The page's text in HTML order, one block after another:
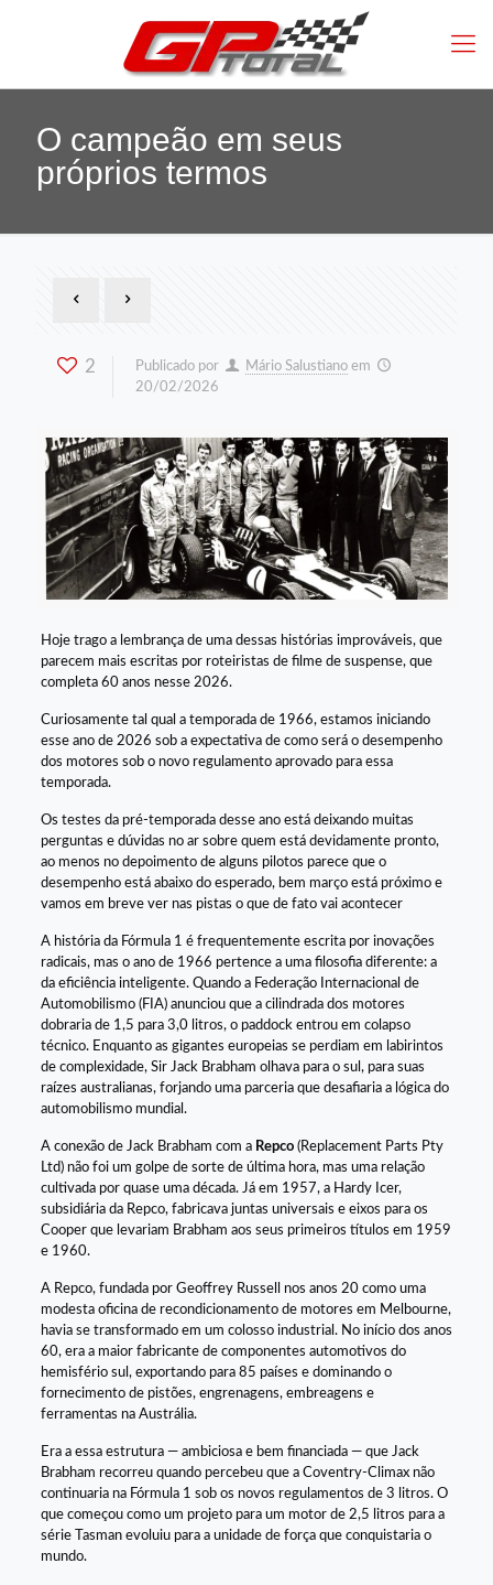
O campeão em seus
próprios termos
2 Publicado por Mário Salustiano em
20/02/2026
Hoje trago a lembrança de uma dessas histórias improváveis, que
parecem mais escritas por roteiristas de filme de suspense, que
completa 60 anos nesse 2026.
Curiosamente tal qual a temporada de 1966, estamos iniciando
esse ano de 2026 sob a expectativa de como será o desempenho
dos motores sob o novo regulamento aprovado para essa
temporada.
Os testes da pré-temporada desse ano está deixando muitas
perguntas e dúvidas no ar sobre quem está devidamente pronto,
ao menos no depoimento de alguns pilotos parece que o
desempenho está abaixo do esperado, bem março está próximo e
vamos em breve ver nas pistas o que de fato vai acontecer
A história da Fórmula 1 é frequentemente escrita por inovações
radicais, mas o ano de 1966 pertence a uma filosofia diferente: a
da eficiência inteligente. Quando a Federação Internacional de
Automobilismo (FIA) anunciou que a cilindrada dos motores
dobraria de 1,5 para 3,0 litros, o paddock entrou em colapso
técnico. Enquanto as gigantes europeias se perdiam em labirintos
de complexidade, Sir Jack Brabham olhava para o sul, para suas
raízes australianas, forjando uma parceria que desafiaria a lógica do
automobilismo mundial.
A conexão de Jack Brabham com a Repco(Replacement Parts Pty
Ltd) não foi um golpe de sorte de última hora, mas uma relação
cultivada por quase uma década. Já em 1957, a Hardy Icer,
subsidiária da Repco, fabricava juntas universais e eixos para os
Cooper que levariam Brabham aos seus primeiros títulos em 1959
e 1960.
A Repco, fundada por Geoffrey Russell nos anos 20 como uma
modesta oficina de recondicionamento de motores em Melbourne,
havia se transformado em um colosso industrial. No início dos anos
60, era a maior fabricante de componentes automotivos do
hemisfério sul, exportando para 85 países e dominando o
fornecimento de pistões, engrenagens, embreagens e
ferramentas na Austrália.
Era a essa estrutura — ambiciosa e bem financiada — que Jack
Brabham recorreu quando percebeu que a Coventry-Climax não
continuaria na Fórmula 1 sob os novos regulamentos de 3 litros. O
que começou como um projeto para um motor de 2,5 litros para a
série Tasman evoluiu para a unidade de força que conquistaria o
mundo.